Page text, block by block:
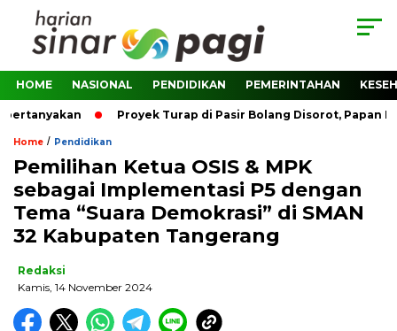
HOME NASIONAL PENDIDIKAN PEMERINTAHAN
Proyek Turap di Pasir Bolang Disorot, Papan
Home / Pendidikan
Pemilihan Ketua OSIS & MPK
sebagai Implementasi P5 dengan
Tema “Suara Demokrasi” di SMAN
32 Kabupaten Tangerang
Redaksi
Kamis, 14 November 2024